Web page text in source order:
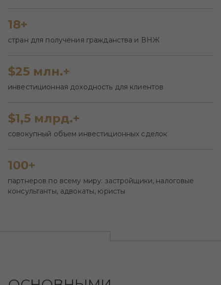
18+
стран для получения гражданства и ВНЖ
$25 млн.+
инвестиционная доходность для клиентов
$1,5 млрд.+
совокупный объем инвестиционных сделок
100+
партнеров по всему миру: застройщики, налоговые
консультанты, адвокаты, юристы